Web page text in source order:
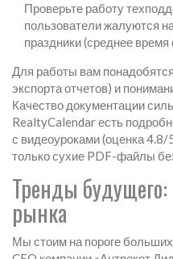
Проверьте работу
пользователи жалуются
праздники (среднее
Для работы вам
экспорта отчетов) и
Качество документации
RealtyCalendar есть
с видеоуроками (оценка 4.8/
только сухие PDF-файлы
Тренды
рынка
Мы стоим на пороге